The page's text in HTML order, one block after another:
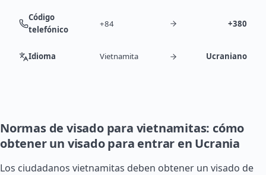
Código
telefónico
+84 +380
Idioma Vietnamita Ucraniano
Normas de visado para vietnamitas: cómo
obtener un visado para entrar en Ucrania
Los ciudadanos vietnamitas deben obtener un visado de